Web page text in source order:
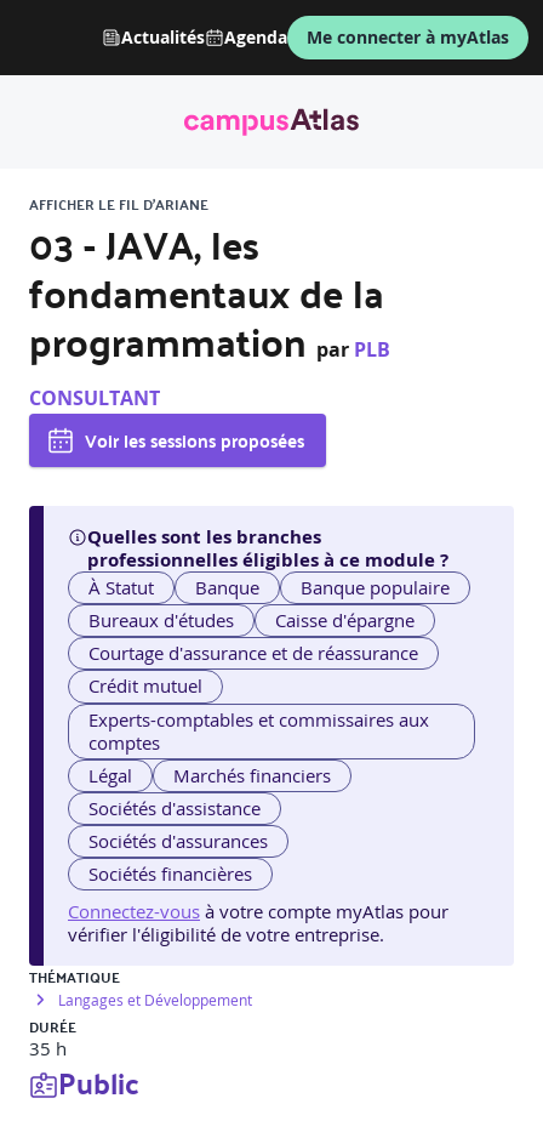
Actualités Agenda Me connecter à myAtlas
AFFICHER LE FIL D'ARIANE
03 - JAVA, les
fondamentaux de la
programmation par PLB
CONSULTANT
Voir les sessions proposées
Quelles sont les branches
professionnelles éligibles à ce module ?
À Statut Banque
Banque populaire
Bureaux d'études
Caisse d'épargne
Courtage d'assurance et de réassurance
Crédit mutuel
Experts-comptables et commissaires aux
comptes
Légal
Marchés financiers
Sociétés d'assistance
Sociétés d'assurances
Sociétés financières
Connectez-vous à votre compte myAtlas pour
vérifier l'éligibilité de votre entreprise.
THÉMATIQUE
Langages et Développement
DURÉE
35 h
Public